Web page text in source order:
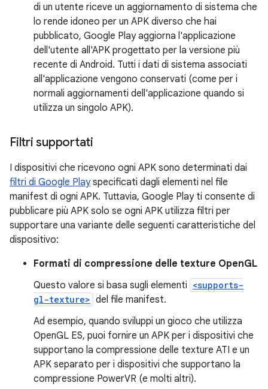
di un utente riceve un aggiornamento di sistema che
lo rende idoneo per un APK diverso che hai
pubblicato, Google Play aggiorna l'applicazione
dell'utente all'APK progettato per la versione più
recente di Android. Tutti i dati di sistema associati
all'applicazione vengono conservati (come per i
normali aggiornamenti dell'applicazione quando si
utilizza un singolo APK).
Filtri supportati
I dispositivi che ricevono ogni APK sono determinati dai
filtri di Google Playspecificati dagli elementi nel file
manifest di ogni APK. Tuttavia, Google Play ti consente di
pubblicare più APK solo se ogni APK utilizza filtri per
supportare una variante delle seguenti caratteristiche del
dispositivo:
Formati di compressione delle texture OpenGL
Questo valore si basa sugli elementi <supports-
gl-texture> del file manifest.
Ad esempio, quando sviluppi un gioco che utilizza
OpenGL ES, puoi fornire un APK per i dispositivi che
supportano la compressione delle texture ATI e un
APK separato per i dispositivi che supportano la
compressione PowerVR (e molti altri).